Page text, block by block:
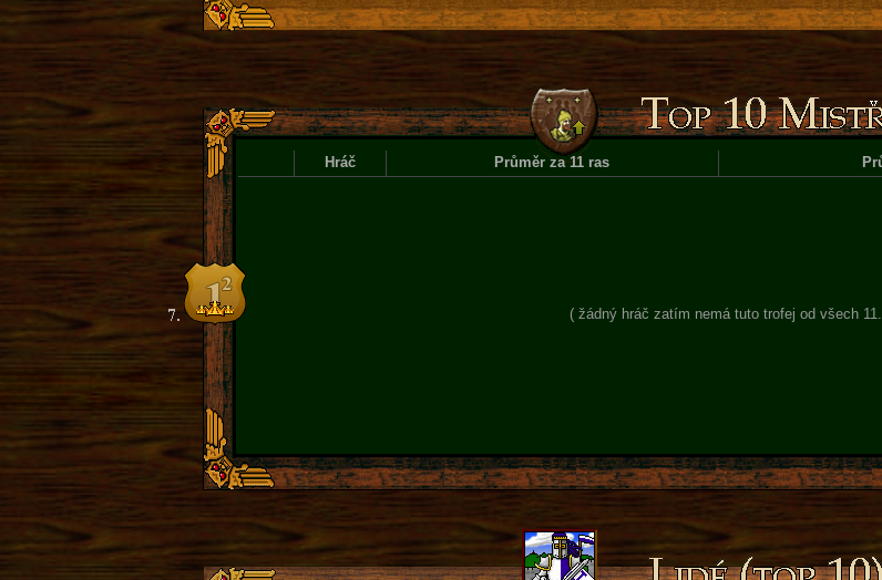
Hráč Průměr za 11 ras
( žádný hráč zatím nemá tuto trofej od všech